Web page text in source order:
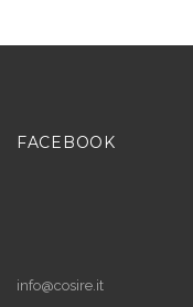
FACEBOOK
info@cosire.it